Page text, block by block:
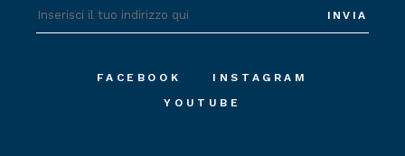
INVIA
FACEBOOK
INSTAGRAM
YOUTUBE